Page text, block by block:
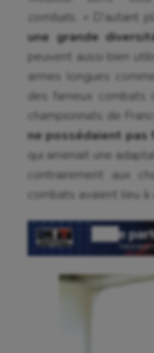
combats. »
D’autant
une grande
peuvent aussi bien
armes longues
des fameux combats
championnats de
ne possédaient pas
qui amenait une
contrairement aux
combats avaient lieu à